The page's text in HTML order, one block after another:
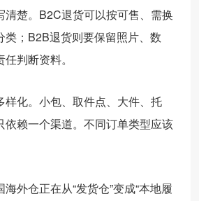
清楚。B2C退货可以按可售、需换
类；B2B退货则要保留照片、数
判断资料。
样化。小包、取件点、大件、托
依赖一个渠道。不同订单类型应该
外仓正在从“发货仓”变成“本地履